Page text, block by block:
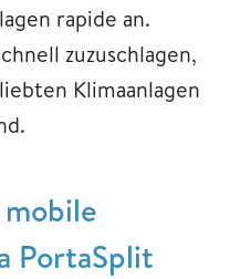
rapide an.
zuzuschlagen,
Klimaanlagen
PortaSplit